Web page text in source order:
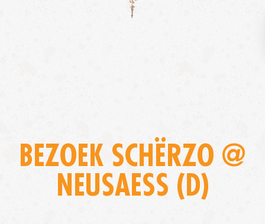
BEZOEK SCHËRZO @
NEUSAESS (D)